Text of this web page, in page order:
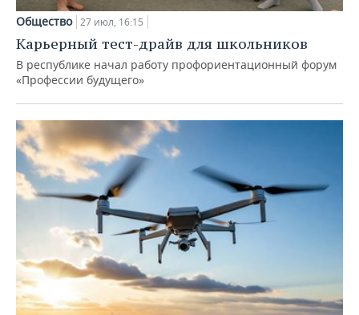
Общество 27 июл, 16:15
Карьерный тест-драйв для школьников
В республике начал работу профориентационный форум
«Профессии будущего»